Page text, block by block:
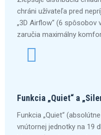
chráni užívateľa pred
„3D Airflow“ (6 spôsobov
zaručia maximálny
Funkcia „Quiet“ a
Funkcia „Quiet“
vnútornej jednotky na 19